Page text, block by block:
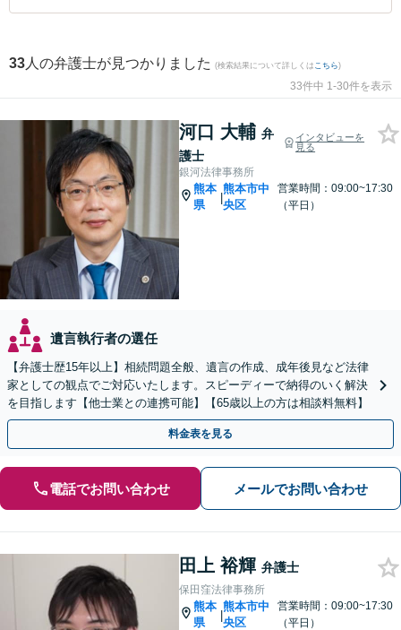
33 人の弁護士が見つかりました (検索結果について詳しくは こちら)
33件中 1-30件を表示
河口 大輔 弁
護士
インタビューを
見る
銀河法律事務所
熊本
県
|
熊本市中
央区
営業時間：09:00~17:30
（平日）
遺言執行者の選任
【弁護士歴15年以上】相続問題全般、遺言の作成、成年後見など法律
家としての観点でご対応いたします。スピーディーで納得のいく解決
を目指します【他士業との連携可能】【65歳以上の方は相談料無料】
料金表を見る
電話でお問い合わせ メールでお問い合わせ
田上 裕輝 弁護士
保田窪法律事務所
熊本
県
|
熊本市中
央区
営業時間：09:00~17:30
（平日）